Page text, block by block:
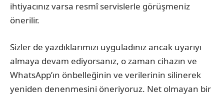
ihtiyacınız varsa resmî servislerle görüşmeniz
önerilir.
Sizler de yazdıklarımızı uyguladınız ancak uyarıyı
almaya devam ediyorsanız, o zaman cihazın ve
WhatsApp’ın önbelleğinin ve verilerinin silinerek
yeniden denenmesini öneriyoruz. Net olmayan bir